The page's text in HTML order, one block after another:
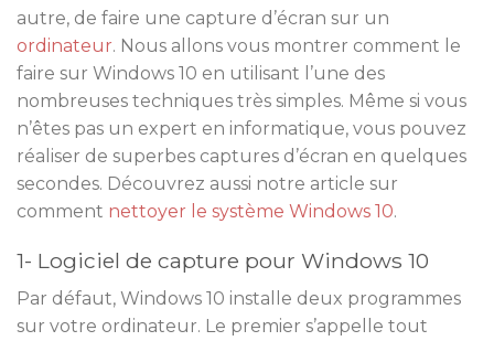
autre, de faire une capture d’écran sur un
ordinateur. Nous allons vous montrer comment le
faire sur Windows 10 en utilisant l’une des
nombreuses techniques très simples. Même si vous
n’êtes pas un expert en informatique, vous pouvez
réaliser de superbes captures d’écran en quelques
secondes. Découvrez aussi notre article sur
comment nettoyer le système Windows 10.
1- Logiciel de capture pour Windows 10
Par défaut, Windows 10 installe deux programmes
sur votre ordinateur. Le premier s’appelle tout